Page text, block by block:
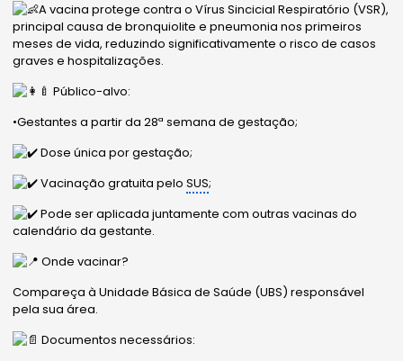
A vacina protege contra o Vírus Sincicial Respiratório (VSR),
principal causa de bronquiolite e pneumonia nos primeiros
meses de vida, reduzindo significativamente o risco de casos
graves e hospitalizações.
Público-alvo:
•Gestantes a partir da 28ª semana de gestação;
Dose única por gestação;
Vacinação gratuita peloSUS;
Pode ser aplicada juntamente com outras vacinas do
calendário da gestante.
Onde vacinar?
Compareça à Unidade Básica de Saúde (UBS) responsável
pela sua área.
Documentos necessários: